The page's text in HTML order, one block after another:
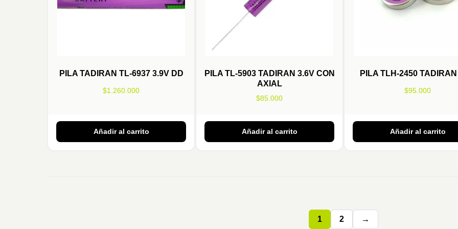
PILA TADIRAN TL-6937 3.9V DD
$1.260.000
Añadir al carrito
PILA TL-5903 TADIRAN 3.6V CON
AXIAL
$85.000
Añadir al carrito
PILA TLH-2450
$95.000
Añadir al carrito
1 2 →